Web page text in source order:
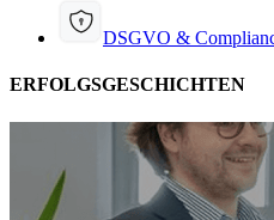
DSGVO &
ERFOLGSGESCHICHTEN